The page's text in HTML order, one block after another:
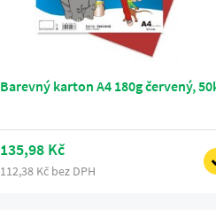
Barevný karton A4 180g červený,
135,98 Kč
112,38 Kč bez DPH